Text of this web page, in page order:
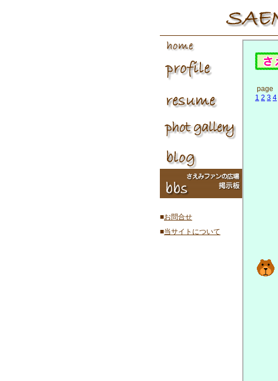
■お問合せ
■当サイトについて
page
1 2 3 4